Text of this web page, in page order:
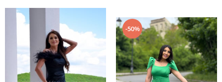
-50%